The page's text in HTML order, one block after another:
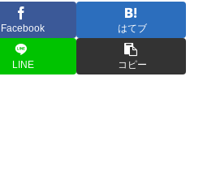
Facebook はてブ
LINE コピー